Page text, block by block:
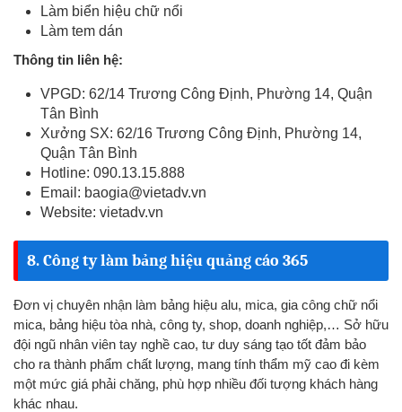
Làm biển hiệu chữ nổi
Làm tem dán
Thông tin liên hệ:
VPGD: 62/14 Trương Công Định, Phường 14, Quận
Tân Bình
Xưởng SX: 62/16 Trương Công Định, Phường 14,
Quận Tân Bình
Hotline: 090.13.15.888
Email: baogia@vietadv.vn
Website: vietadv.vn
8. Công ty làm bảng hiệu quảng cáo 365
Đơn vị chuyên nhận làm bảng hiệu alu, mica, gia công chữ nổi
mica, bảng hiệu tòa nhà, công ty, shop, doanh nghiệp,… Sở hữu
đội ngũ nhân viên tay nghề cao, tư duy sáng tạo tốt đảm bảo
cho ra thành phẩm chất lượng, mang tính thẩm mỹ cao đi kèm
một mức giá phải chăng, phù hợp nhiều đối tượng khách hàng
khác nhau.